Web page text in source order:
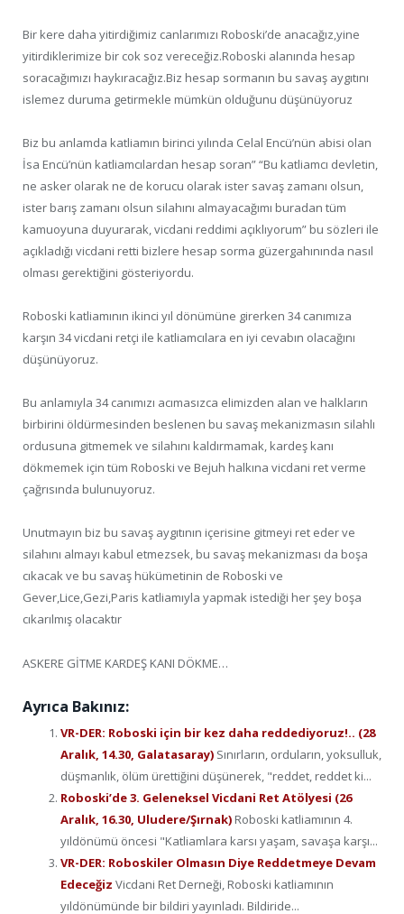
Bir kere daha yitirdiğimiz canlarımızı Roboski’de anacağız,yine
yitirdiklerimize bir cok soz vereceğiz.Roboski alanında hesap
soracağımızı haykıracağız.Biz hesap sormanın bu savaş aygıtını
islemez duruma getirmekle mümkün olduğunu düşünüyoruz
Biz bu anlamda katliamın birinci yılında Celal Encü’nün abisi olan
İsa Encü’nün katliamcılardan hesap soran” “Bu katliamcı devletin,
ne asker olarak ne de korucu olarak ister savaş zamanı olsun,
ister barış zamanı olsun silahını almayacağımı buradan tüm
kamuoyuna duyurarak, vicdani reddimi açıklıyorum” bu sözleri ile
açıkladığı vicdani retti bizlere hesap sorma güzergahınında nasıl
olması gerektiğini gösteriyordu.
Roboski katliamının ikinci yıl dönümüne girerken 34 canımıza
karşın 34 vicdani retçi ile katliamcılara en iyi cevabın olacağını
düşünüyoruz.
Bu anlamıyla 34 canımızı acımasızca elimizden alan ve halkların
birbirini öldürmesinden beslenen bu savaş mekanizmasın silahlı
ordusuna gitmemek ve silahını kaldırmamak, kardeş kanı
dökmemek için tüm Roboski ve Bejuh halkına vicdani ret verme
çağrısında bulunuyoruz.
Unutmayın biz bu savaş aygıtının içerisine gitmeyi ret eder ve
silahını almayı kabul etmezsek, bu savaş mekanizması da boşa
cıkacak ve bu savaş hükümetinin de Roboski ve
Gever,Lice,Gezi,Paris katliamıyla yapmak istediği her şey boşa
cıkarılmış olacaktır
ASKERE GİTME KARDEŞ KANI DÖKME…
Ayrıca Bakınız:
VR-DER: Roboski için bir kez daha reddediyoruz!.. (28
Aralık, 14.30, Galatasaray) Sınırların, orduların, yoksulluk,
düşmanlık, ölüm ürettiğini düşünerek, "reddet, reddet ki...
Roboski’de 3. Geleneksel Vicdani Ret Atölyesi (26
Aralık, 16.30, Uludere/Şırnak) Roboski katliamının 4.
yıldönümü öncesi "Katliamlara karsı yaşam, savaşa karşı...
VR-DER: Roboskiler Olmasın Diye Reddetmeye Devam
Edeceğiz Vicdani Ret Derneği, Roboski katliamının
yıldönümünde bir bildiri yayınladı. Bildiride...